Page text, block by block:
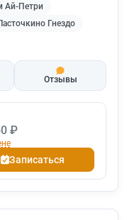
Ай-Петри
Гнездо
Отзывы
₽
Записаться